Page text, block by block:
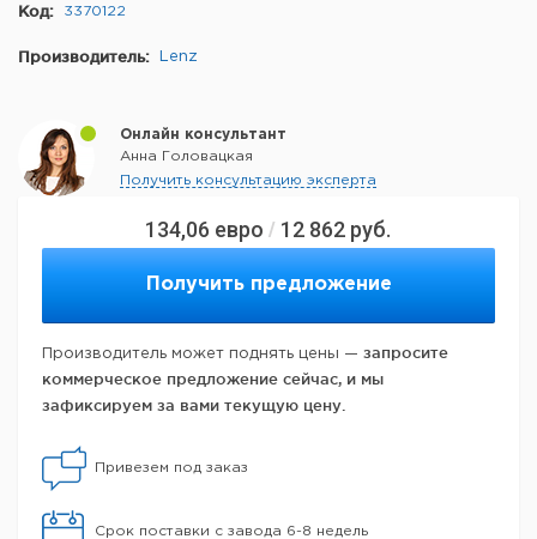
134,06 евро / 12 862 руб.
Получить предложение
Производитель может поднять цены — запросите
коммерческое предложение сейчас, и мы
зафиксируем за вами текущую цену.
Привезем под заказ
Срок поставки с завода 6-8 недель
Код: 3370122
Производитель: Lenz
Онлайн консультант
Анна Головацкая
Получить консультацию эксперта